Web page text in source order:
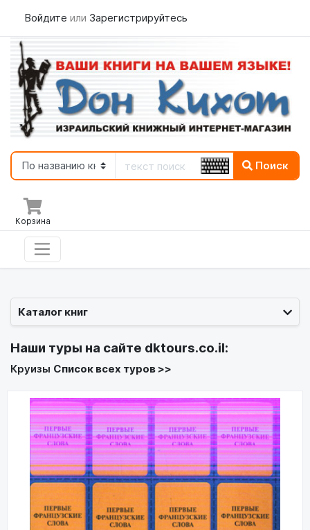
Войдите или Зарегистрируйтесь
Поиск
Корзина
Каталог книг
Наши туры на сайте dktours.co.il:
Круизы Список всех туров >>